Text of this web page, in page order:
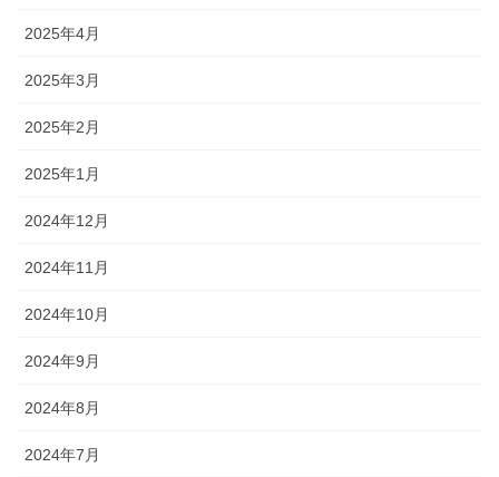
2025年4月
2025年3月
2025年2月
2025年1月
2024年12月
2024年11月
2024年10月
2024年9月
2024年8月
2024年7月